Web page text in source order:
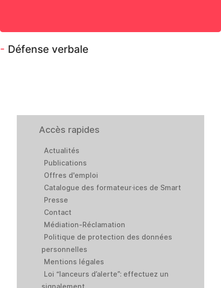
- Défense verbale
Accès rapides
Actualités
Publications
Offres d'emploi
Catalogue des formateur·ices de Smart
Presse
Contact
Médiation-Réclamation
Politique de protection des données
personnelles
Mentions légales
Loi “lanceurs d’alerte”: effectuez un